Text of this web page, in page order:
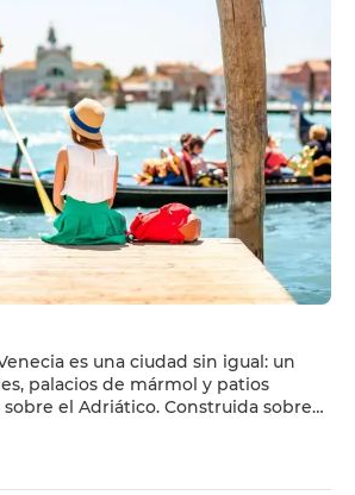
es una ciudad sin igual: un
palacios de mármol y patios
el Adriático. Construida sobre
que de repente se abren a